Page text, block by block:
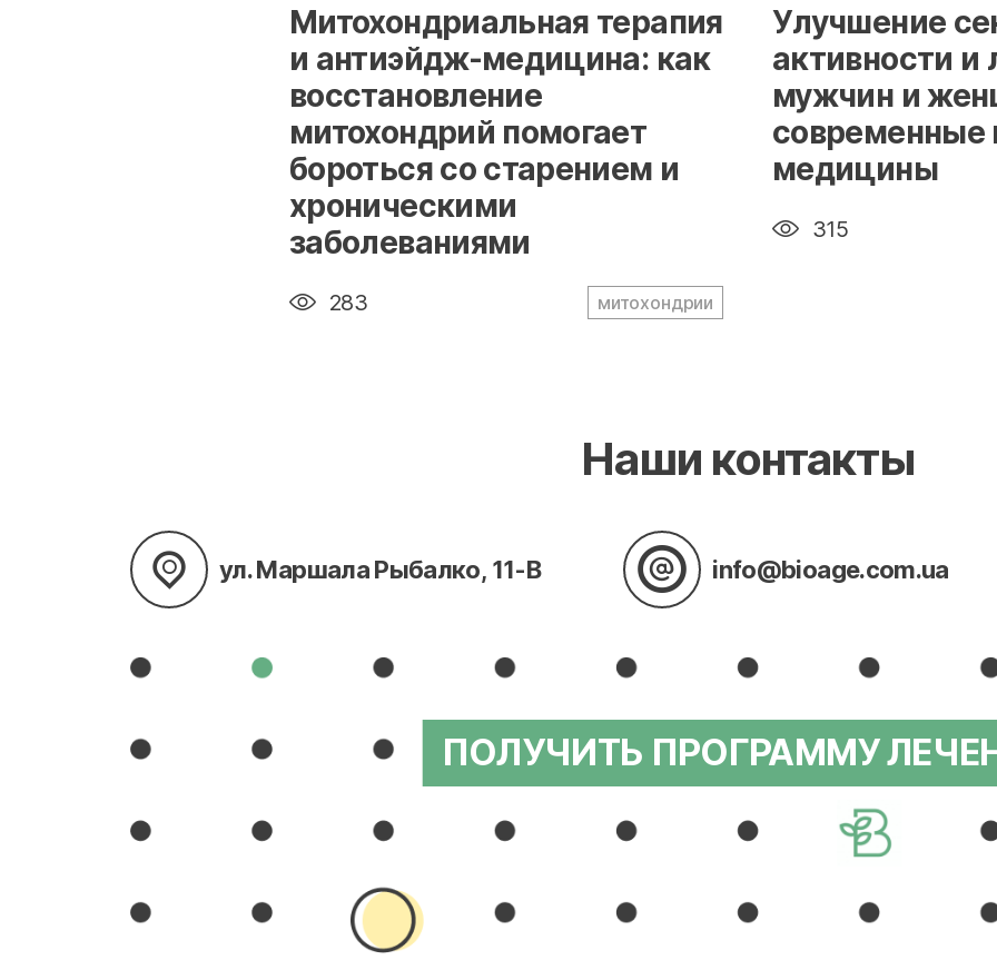
" alt="loading" class="img-responsive"/>
Митохондриальная терапия
и антиэйдж-медицина: как
восстановление
митохондрий помогает
бороться со старением и
хроническими
заболеваниями
283 митохондрии
" alt="loading" class="img-
Улучшение
активности и
мужчин и
современные
медицины
315
Наши контакты
ул. Маршала Рыбалко, 11-В info@bioage.com.ua
ПОЛУЧИТЬ ПРОГРАММУ